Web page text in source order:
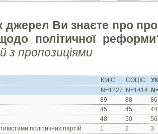
джерел Ви знаєте про
політичної
з пропозиціями
КМІС СОЦІС
N=1227
N=1414
89 88
86
45 45
44
48 50
56
політичних партій
1 2
3